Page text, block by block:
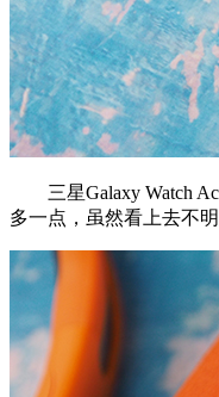
三星Galaxy Watch
多一点，虽然看上去不